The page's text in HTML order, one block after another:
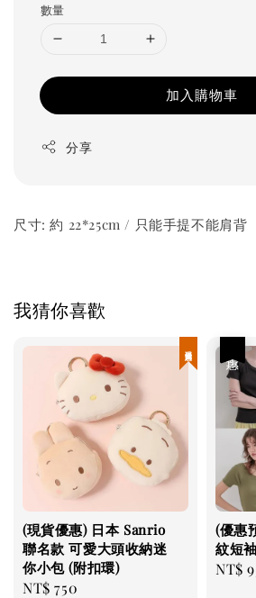
數量
加入購物車
分享
尺寸: 約 22*25cm / 只能手提不能肩背
我猜你喜歡
(現貨優惠) 日本 Sanrio
聯名款 可愛大頭收納迷
你小包 (附扣環)
Regular
NT$ 750
(優惠
紋短
Sale
NT$